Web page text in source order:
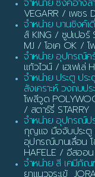
จำหน่าย ซิงค์อ่าง
VEGARR / เพชร
จำหน่าย บานซิงค์
ส์ KING / ซูปเปอร์
MJ / โอเค OK /
จำหน่าย อุปกรณ์ค
แก้วไวน์ / เฮเฟเล่
จำหน่าย ประตู ปร
สังเคราะห์ วงกบปร
โพลีวูด
/ สตาร์รี่ STARRY
จำหน่าย อุปกรณ์ป
กุญแจ มือจับประตู
อุปกรณ์บานเลื่อน
HAFELE / อีสออ
จำหน่าย สี เคมีภัณ
ยาแนวจระเข้